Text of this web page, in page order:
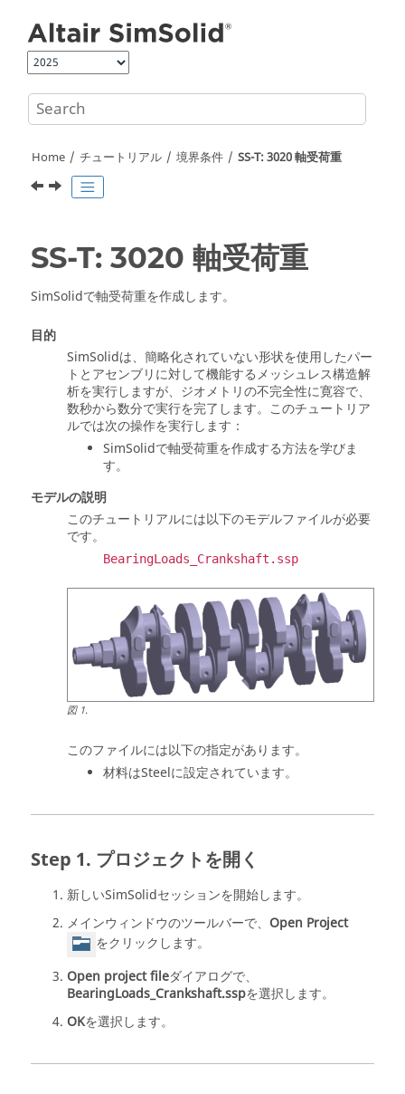
Home チュートリアル 境界条件 SS-T: 3020 軸受荷重
SS-T: 3020 軸受荷重
SimSolidで軸受荷重を作成します。
目的
SimSolidは、簡略化されていない形状を使用したパー
トとアセンブリに対して機能するメッシュレス構造解
析を実行しますが、ジオメトリの不完全性に寛容で、
数秒から数分で実行を完了します。このチュートリア
ルでは次の操作を実行します：
SimSolidで軸受荷重を作成する方法を学びま
す。
モデルの説明
このチュートリアルには以下のモデルファイルが必要
です。
BearingLoads_Crankshaft.ssp
図1.
このファイルには以下の指定があります。
材料はSteelに設定されています。
プロジェクトを開く
新しいSimSolidセッションを開始します。
メインウィンドウのツールバーで、 Open Project
をクリックします。
Open project fileダイアログで、
BearingLoads_Crankshaft.sspを選択します。
OKを選択します。